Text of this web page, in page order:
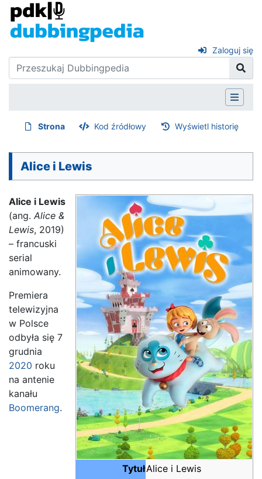
Zaloguj się
Strona Kod źródłowy Wyświetl historię
Alice i Lewis
TytułAlice i Lewis
Alice i Lewis
(ang. Alice &
Lewis, 2019)
– francuski
serial
animowany.
Premiera
telewizyjna
w Polsce
odbyła się 7
grudnia
2020 roku
na antenie
kanału
Boomerang.